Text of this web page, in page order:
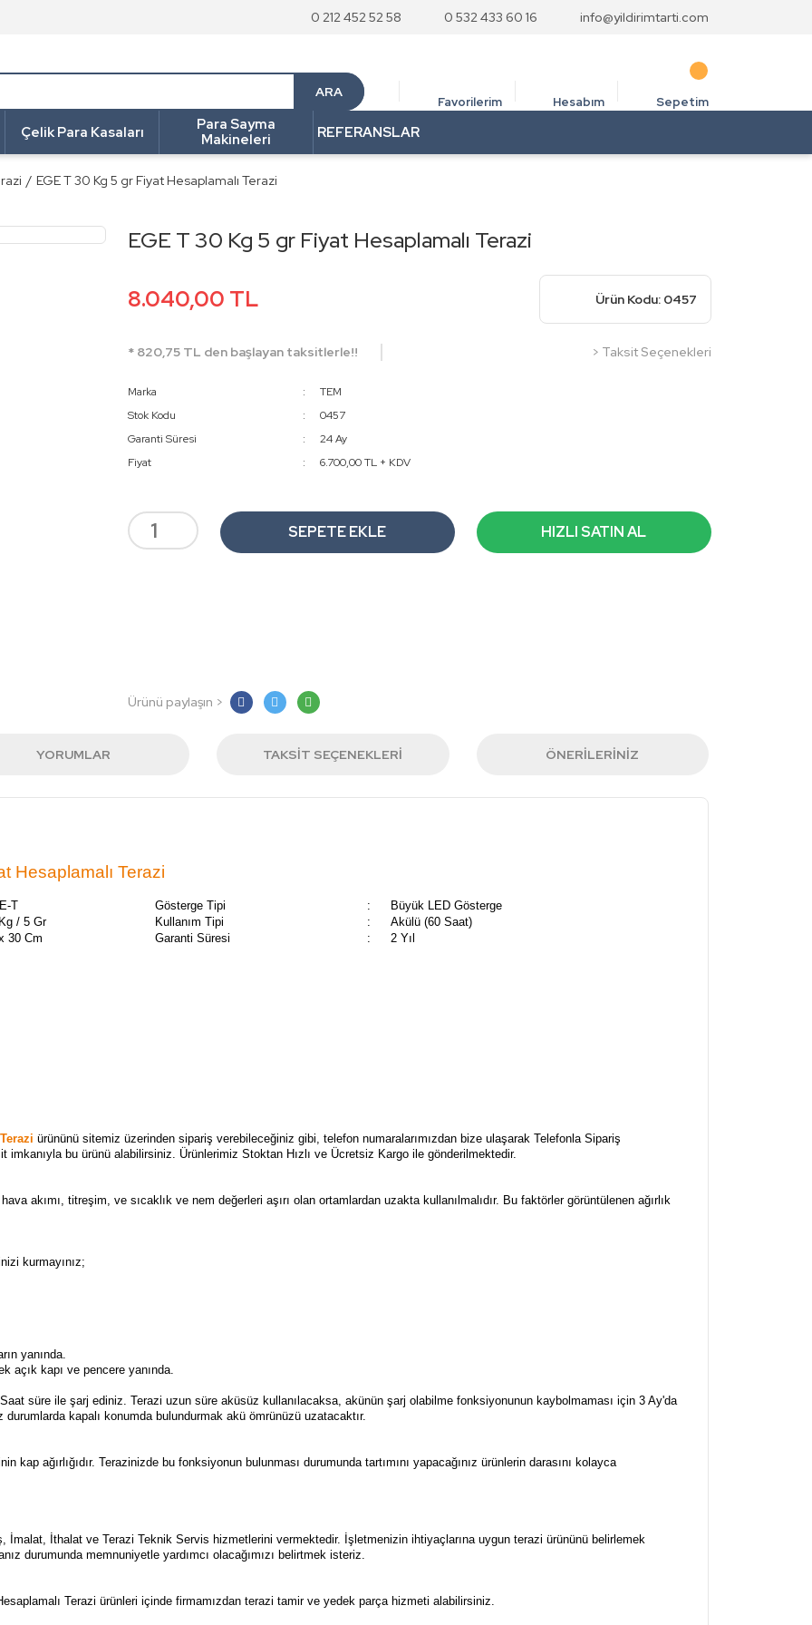
0 212 452 52 58 0 532 433 60 16 info@yildirimtarti.com
ARA
Favorilerim Hesabım Sepetim
Çelik Para Kasaları
Para Sayma
Makineleri
REFERANSLAR
EGE T 30 Kg 5 gr Fiyat Hesaplamalı Terazi
EGE T 30 Kg 5 gr Fiyat Hesaplamalı Terazi
8.040,00 TL Ürün Kodu: 0457
* 820,75 TL den başlayan taksitlerle!! > Taksit Seçenekleri
Marka
TEM
Stok Kodu
0457
Garanti Süresi
24 Ay
Fiyat
6.700,00 TL + KDV
SEPETE EKLE HIZLI SATIN AL
Ürünü paylaşın >
YORUMLAR TAKSIT SEÇENEKLERI ÖNERILERINIZ
Hesaplamalı Terazi
T Gösterge Tipi :
Büyük LED Gösterge
/ 5 Gr Kullanım Tipi :
Akülü (60 Saat)
30 Cm Garanti Süresi : 2 Yıl
ürününü sitemiz üzerinden sipariş verebileceğiniz gibi, telefon numaralarımızdan bize ulaşarak Telefonla Sipariş
imkanıyla bu ürünü alabilirsiniz. Ürünlerimiz Stoktan Hızlı ve Ücretsiz Kargo ile gönderilmektedir.
akımı, titreşim, ve sıcaklık ve nem değerleri aşırı olan ortamlardan uzakta kullanılmalıdır. Bu faktörler görüntülenen ağırlık
kurmayınız;
yanında.
açık kapı ve pencere yanında.
süre ile şarj ediniz. Terazi uzun süre aküsüz kullanılacaksa, akünün şarj olabilme fonksiyonunun kaybolmaması için 3 Ay'da
kapalı konumda bulundurmak akü ömrünüzü uzatacaktır.
kap ağırlığıdır. Terazinizde bu fonksiyonun bulunması durumunda tartımını yapacağınız ürünlerin darasını kolayca
İmalat, İthalat ve Terazi Teknik Servis hizmetlerini vermektedir. İşletmenizin ihtiyaçlarına uygun terazi ürününü belirlemek
durumunda memnuniyetle yardımcı olacağımızı belirtmek isteriz.
Terazi ürünleri içinde firmamızdan terazi tamir ve yedek parça hizmeti alabilirsiniz.